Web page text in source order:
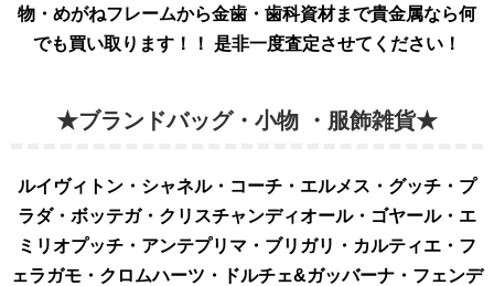
物・めがねフレームから金歯・歯科資材まで貴金属なら何
でも買い取ります！！ 是非一度査定させてください！
★ブランドバッグ・小物 ・服飾雑貨★
ルイヴィトン・シャネル・コーチ・エルメス・グッチ・プ
ラダ・ボッテガ・クリスチャンディオール・ゴヤール・エ
ミリオプッチ・アンテプリマ・ブリガリ・カルティエ・フ
ェラガモ・クロムハーツ・ドルチェ&ガッバーナ・フェンデ